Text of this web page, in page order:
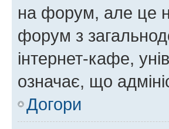
на форум, але це
форум з
інтернет-кафе,
означає, що
Догори